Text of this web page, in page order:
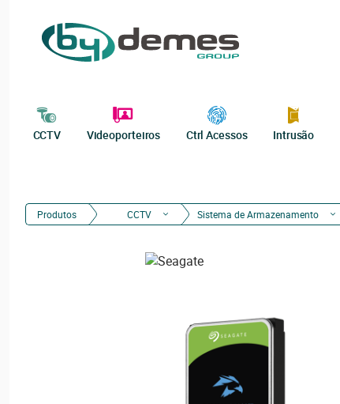
CCTV Videoporteiros Ctrl Acessos Intrusão
Produtos CCTV Sistema de Armazenamento